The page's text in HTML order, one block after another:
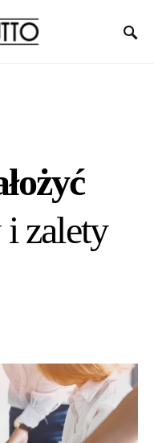
zalety